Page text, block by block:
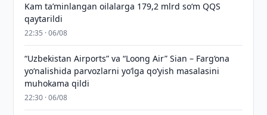
Kam taʼminlangan oilalarga 179,2 mlrd so‘m QQS
qaytarildi
22:35 · 06/08
“Uzbekistan Airports” va “Loong Air” Sian – Farg‘ona
yo‘nalishida parvozlarni yo‘lga qo‘yish masalasini
muhokama qildi
22:30 · 06/08